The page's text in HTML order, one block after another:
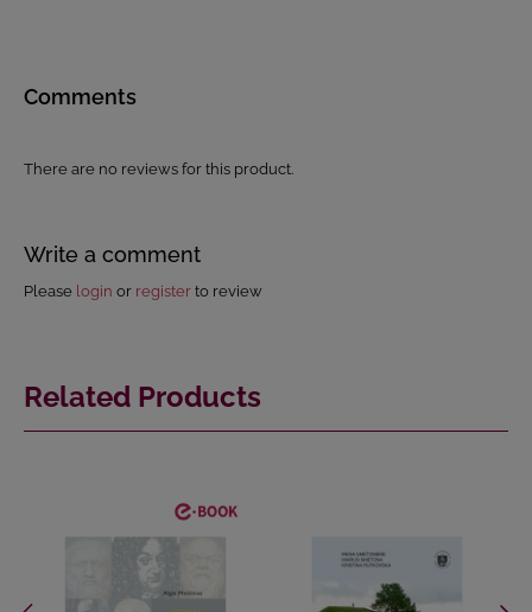
Comments
There are no reviews for this product.
Write a comment
Please login or register to review
Related Products